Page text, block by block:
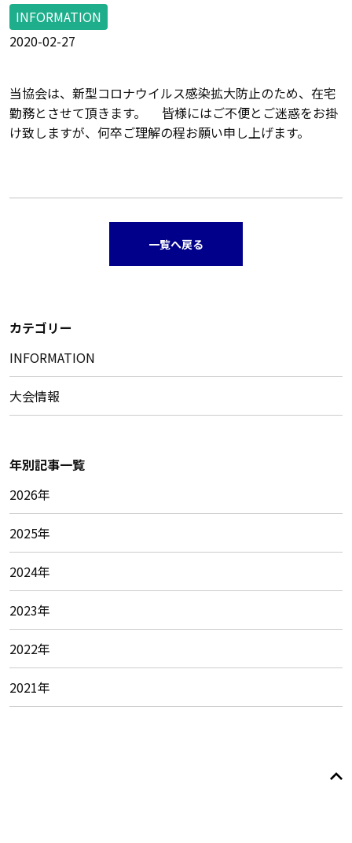
INFORMATION
2020-02-27
当協会は、新型コロナウイルス感染拡大防止のため、在宅
勤務とさせて頂きます。 皆様にはご不便とご迷惑をお掛
け致しますが、何卒ご理解の程お願い申し上げます。
一覧へ戻る
カテゴリー
INFORMATION
大会情報
年別記事一覧
2026年
2025年
2024年
2023年
2022年
2021年